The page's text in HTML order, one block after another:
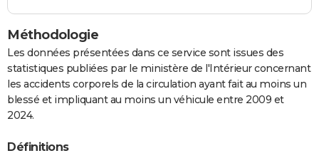
Méthodologie
Les données présentées dans ce service sont issues des
statistiques publiées par le ministère de l'Intérieur concernant
les accidents corporels de la circulation ayant fait au moins un
blessé et impliquant au moins un véhicule entre 2009 et
2024.
Définitions